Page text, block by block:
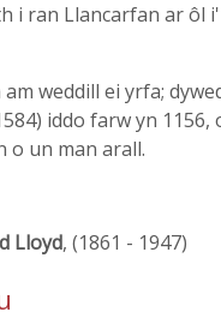
i ran Llancarfan ar ôl
weddill ei yrfa;
iddo farw yn 1156,
o un man arall.
Lloyd, (1861 - 1947)